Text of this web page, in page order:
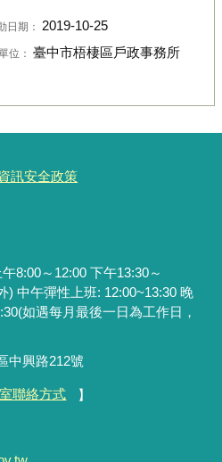
日期： 2019-10-25
位： 臺中市梧棲區戶政事務所
訊安全政策
8:00～12:00 下午13:30～
) 中午彈性上班: 12:00~13:30 晚
如遇每月最後一日為工作日，
中興路212號
聯絡方式 】